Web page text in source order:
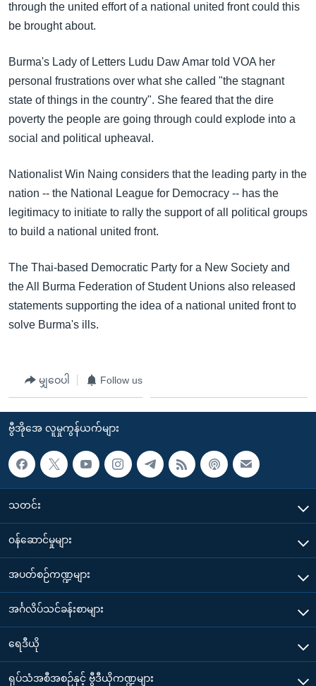
through the united effort of a national united front could this
be brought about.
Burma's Lady of Letters Ludu Daw Amar told VOA her
personal frustrations over what she called "the stagnant
state of things in the country". She feared that the dire
poverty the people are going through could explode into a
social and political upheaval.
Nationalist Win Naing considers that the leading party in the
nation -- the National League for Democracy -- has the
legitimacy to initiate to rally the support of all political groups
to build a national united front.
The Thai-based Democratic Party for a New Society and
the All Burma Federation of Student Unions also released
statements supporting the idea of a national united front to
solve Burma's ills.
မျှဝေပါ Follow us
ဗွီအိုအေ လူမှုကွန်ယက်များ
သတင်း
၀န်ဆောင်မှုများ
အပတ်စဉ်ကဏ္ဍများ
အင်္ဂလိပ်သင်ခန်းစာများ
ရေဒီယို
ရုပ်သံအစီအစဉ်နှင့် ဗွီဒီယိုကဏ္ဍများ